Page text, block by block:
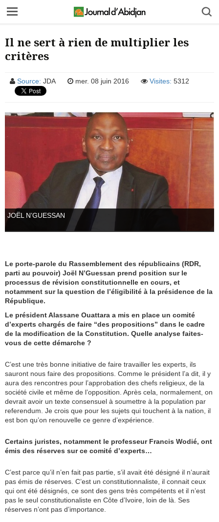
Il ne sert à rien de multiplier les
critères
Source: JDA mer. 08 juin 2016 Visites: 5312
JOËL N’GUESSAN
Le porte-parole du Rassemblement des républicains (RDR,
parti au pouvoir) Joël N’Guessan prend position sur le
processus de révision constitutionnelle en cours, et
notamment sur la question de l’éligibilité à la présidence de la
République.
Le président Alassane Ouattara a mis en place un comité
d’experts chargés de faire “des propositions” dans le cadre
de la modification de la Constitution. Quelle analyse faites-
vous de cette démarche ?
C’est une très bonne initiative de faire travailler les experts, ils
sauront nous faire des propositions. Comme le président l’a dit, il y
aura des rencontres pour l’approbation des chefs religieux, de la
société civile et même de l’opposition. Après cela, normalement, on
devrait avoir un texte consensuel à soumettre à la population par
referendum. Je crois que pour les sujets qui touchent à la nation, il
est bon qu’on renouvelle ce genre d’expérience.
Certains juristes, notamment le professeur Francis Wodié, ont
émis des réserves sur ce comité d’experts…
C’est parce qu’il n’en fait pas partie, s’il avait été désigné il n’aurait
pas émis de réserves. C’est un constitutionnaliste, il connait ceux
qui ont été désignés, ce sont des gens très compétents et il n’est
pas le seul constitutionaliste en Côte d’Ivoire, loin de là. Ses
réserves n’ont pas d’importance.